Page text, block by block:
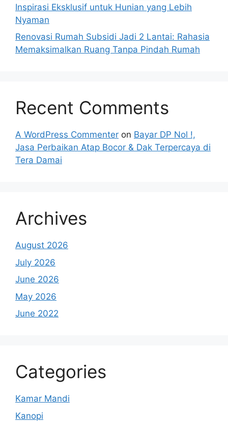
Inspirasi Eksklusif untuk Hunian yang Lebih
Nyaman
Renovasi Rumah Subsidi Jadi 2 Lantai: Rahasia
Memaksimalkan Ruang Tanpa Pindah Rumah
Recent Comments
A WordPress Commenter on Bayar DP Nol !,
Jasa Perbaikan Atap Bocor & Dak Terpercaya di
Tera Damai
Archives
August 2026
July 2026
June 2026
May 2026
June 2022
Categories
Kamar Mandi
Kanopi